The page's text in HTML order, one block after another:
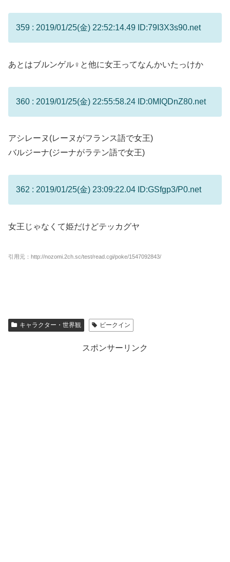
359 : 2019/01/25(金) 22:52:14.49 ID:79I3X3s90.net
あとはブルンゲル♀と他に女王ってなんかいたっけか
360 : 2019/01/25(金) 22:55:58.24 ID:0MIQDnZ80.net
アシレーヌ(レーヌがフランス語で女王)
バルジーナ(ジーナがラテン語で女王)
362 : 2019/01/25(金) 23:09:22.04 ID:GSfgp3/P0.net
女王じゃなくて姫だけどテッカグヤ
引用元：http://nozomi.2ch.sc/test/read.cgi/poke/1547092843/
キャラクター・世界観 ビークイン
スポンサーリンク